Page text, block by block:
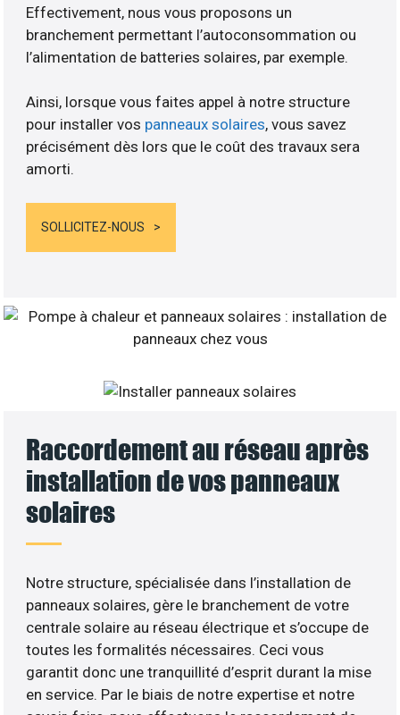
Effectivement, nous vous proposons un
branchement permettant l’autoconsommation ou
l’alimentation de batteries solaires, par exemple.
Ainsi, lorsque vous faites appel à notre structure
pour installer vos panneaux solaires, vous savez
précisément dès lors que le coût des travaux sera
amorti.
SOLLICITEZ-NOUS
Raccordement au réseau après
installation de vos panneaux
solaires
Notre structure, spécialisée dans l’installation de
panneaux solaires, gère le branchement de votre
centrale solaire au réseau électrique et s’occupe de
toutes les formalités nécessaires. Ceci vous
garantit donc une tranquillité d’esprit durant la mise
en service. Par le biais de notre expertise et notre